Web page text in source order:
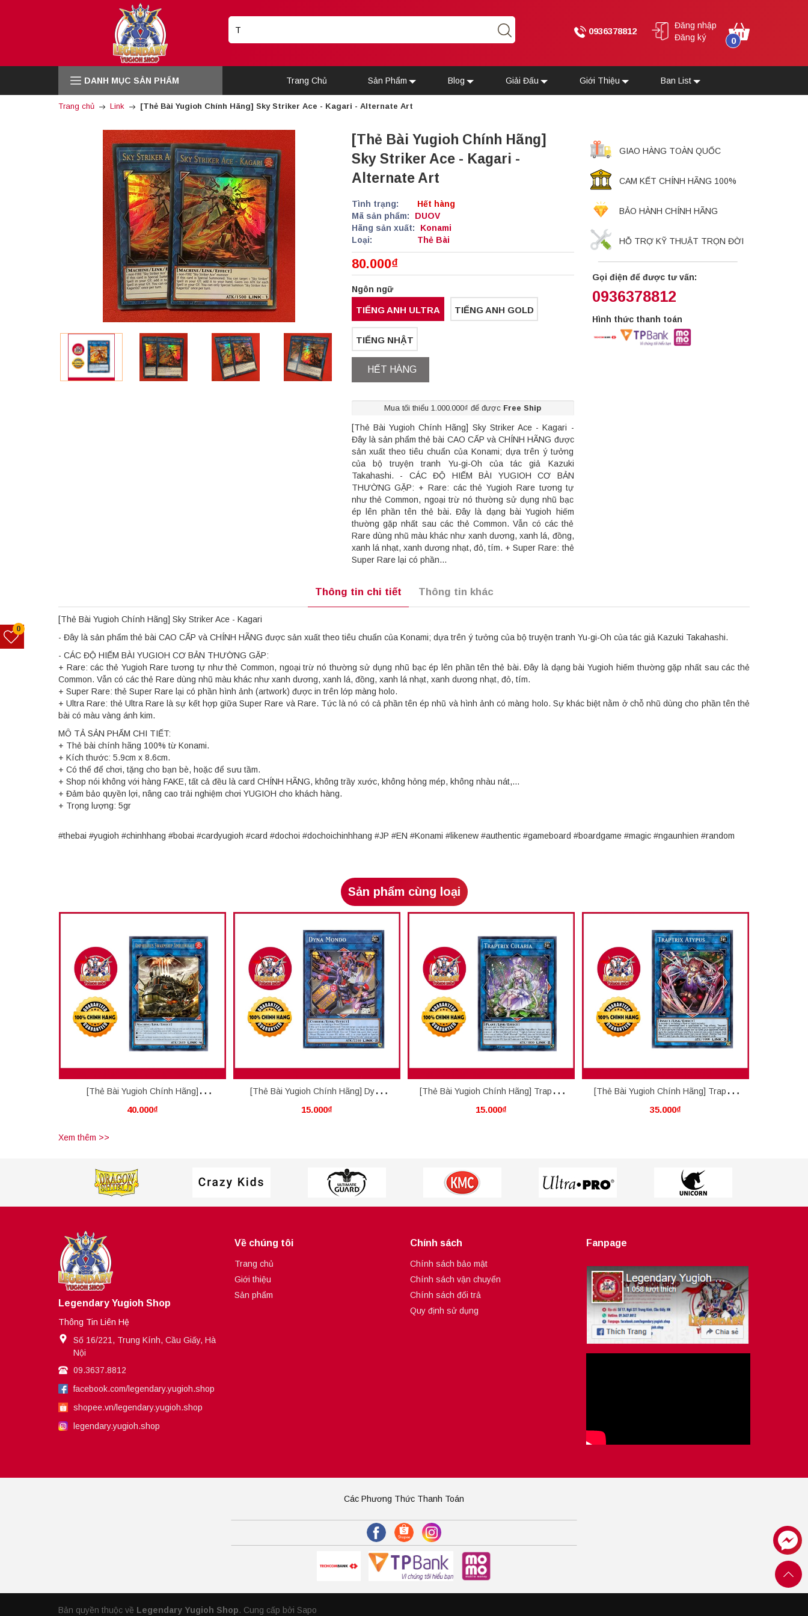
0936378812
Đăng nhập
Đăng ký
0
DANH MỤC SẢN PHẨM Trang Chủ Sản Phẩm Blog Giải Đấu Giới Thiệu Ban List
Trang chủ Link [Thẻ Bài Yugioh Chính Hãng] Sky Striker Ace - Kagari - Alternate Art
[Thẻ Bài Yugioh Chính Hãng]
Sky Striker Ace - Kagari -
Alternate Art
Tình trạng:
Hết hàng
Mã sản phẩm:
DUOV
Hãng sản xuất:
Konami
Loại:
Thẻ Bài
80.000₫
Ngôn ngữ
TIẾNG ANH ULTRA TIẾNG ANH GOLD
TIẾNG NHẬT
HẾT HÀNG
Mua tối thiểu 1.000.000₫ để được Free Ship
[Thẻ Bài Yugioh Chính Hãng] Sky Striker Ace - Kagari -
Đây là sản phẩm thẻ bài CAO CẤP và CHÍNH HÃNG được
sản xuất theo tiêu chuẩn của Konami; dựa trên ý tưởng
của bộ truyện tranh Yu-gi-Oh của tác giả Kazuki
Takahashi. - CÁC ĐỘ HIẾM BÀI YUGIOH CƠ BẢN
THƯỜNG GẶP: + Rare: các thẻ Yugioh Rare tương tự
như thẻ Common, ngoại trừ nó thường sử dụng nhũ bạc
ép lên phần tên thẻ bài. Đây là dạng bài Yugioh hiếm
thường gặp nhất sau các thẻ Common. Vẫn có các thẻ
Rare dùng nhũ màu khác như xanh dương, xanh lá, đồng,
xanh lá nhạt, xanh dương nhạt, đỏ, tím. + Super Rare: thẻ
Super Rare lại có phần...
GIAO HÀNG TOÀN QUỐC
CAM KẾT CHÍNH HÃNG 100%
BẢO HÀNH CHÍNH HÃNG
HỖ TRỢ KỸ THUẬT TRỌN ĐỜI
Gọi điện để được tư vấn:
0936378812
Hình thức thanh toán
Thông tin chi tiết Thông tin khác
[Thẻ Bài Yugioh Chính Hãng] Sky Striker Ace - Kagari
- Đây là sản phẩm thẻ bài CAO CẤP và CHÍNH HÃNG được sản xuất theo tiêu chuẩn của Konami; dựa trên ý tưởng của bộ truyện tranh Yu-gi-Oh của tác giả Kazuki Takahashi.
- CÁC ĐỘ HIẾM BÀI YUGIOH CƠ BẢN THƯỜNG GẶP:
+ Rare: các thẻ Yugioh Rare tương tự như thẻ Common, ngoại trừ nó thường sử dụng nhũ bạc ép lên phần tên thẻ bài. Đây là dạng bài Yugioh hiếm thường gặp nhất sau các thẻ
Common. Vẫn có các thẻ Rare dùng nhũ màu khác như xanh dương, xanh lá, đồng, xanh lá nhạt, xanh dương nhạt, đỏ, tím.
+ Super Rare: thẻ Super Rare lại có phần hình ảnh (artwork) được in trên lớp màng holo.
+ Ultra Rare: thẻ Ultra Rare là sự kết hợp giữa Super Rare và Rare. Tức là nó có cả phần tên ép nhũ và hình ảnh có màng holo. Sự khác biệt nằm ở chỗ nhũ dùng cho phần tên thẻ
bài có màu vàng ánh kim.
MÔ TẢ SẢN PHẨM CHI TIẾT:
+ Thẻ bài chính hãng 100% từ Konami.
+ Kích thước: 5.9cm x 8.6cm.
+ Có thể để chơi, tặng cho bạn bè, hoặc để sưu tầm.
+ Shop nói không với hàng FAKE, tất cả đều là card CHÍNH HÃNG, không trầy xước, không hỏng mép, không nhàu nát,...
+ Đảm bảo quyền lợi, nâng cao trải nghiệm chơi YUGIOH cho khách hàng.
+ Trọng lượng: 5gr
#thebai #yugioh #chinhhang #bobai #cardyugioh #card #dochoi #dochoichinhhang #JP #EN #Konami #likenew #authentic #gameboard #boardgame #magic #ngaunhien #random
Sản phẩm cùng loại
[Thẻ Bài Yugioh Chính Hãng]
Amphibious Swarmship Amblowhale
40.000₫
[Thẻ Bài Yugioh Chính Hãng] Dyna
Mondo
15.000₫
[Thẻ Bài Yugioh Chính Hãng] Traptrix
Cularia
15.000₫
[Thẻ Bài Yugioh Chính Hãng] Traptrix
Atypus
35.000₫
Xem thêm >>
Legendary Yugioh Shop
Thông Tin Liên Hệ
Số 16/221, Trung Kính, Cầu Giấy, Hà
Nội
09.3637.8812
facebook.com/legendary.yugioh.shop
shopee.vn/legendary.yugioh.shop
legendary.yugioh.shop
Về chúng tôi
Trang chủ
Giới thiệu
Sản phẩm
Chính sách
Chính sách bảo mật
Chính sách vận chuyển
Chính sách đổi trả
Quy định sử dụng
Fanpage
Các Phương Thức Thanh Toán
Bản quyền thuộc về Legendary Yugioh Shop. Cung cấp bởi Sapo
0